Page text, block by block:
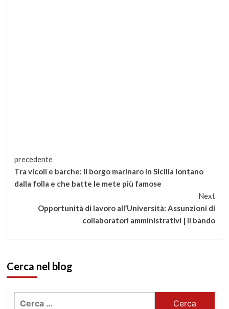
Continua
a
leggere
precedente
Tra vicoli e barche: il borgo marinaro in Sicilia lontano
dalla folla e che batte le mete più famose
Next
Opportunità di lavoro all’Università: Assunzioni di
collaboratori amministrativi | Il bando
Cerca nel blog